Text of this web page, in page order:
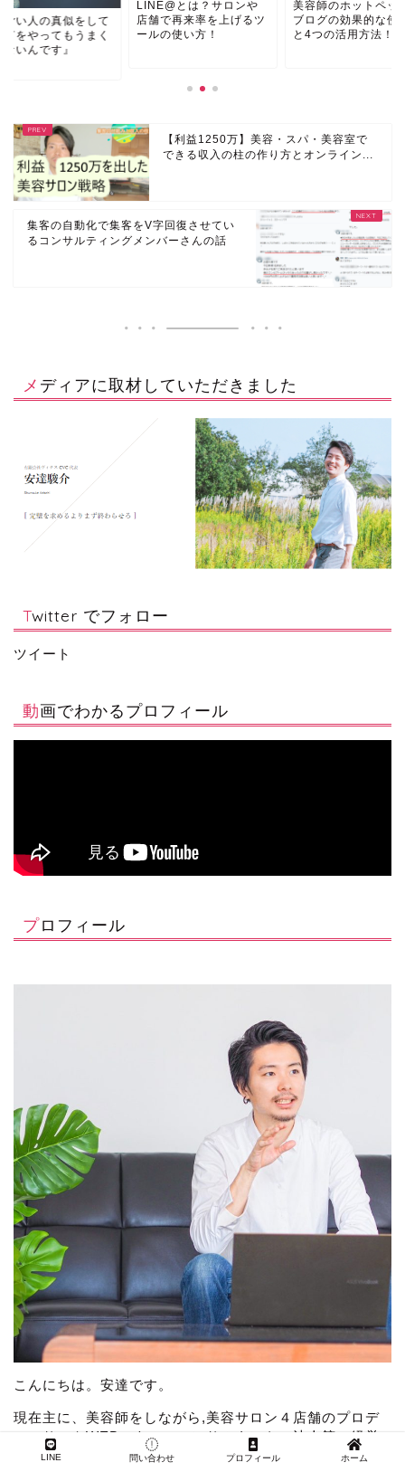
とは？サロンや
で再来率を上げるツ
の使い方！
美容師のホットペッパー
ブログの効果的な使い方
と4つの活用方法！
『すごい人の真似を
も、何をやってもう
【利益1250万】美容・スパ・美容室で
できる収入の柱の作り方とオンライン...
集客の自動化で集客をV字回復させてい
るコンサルティングメンバーさんの話
メディアに取材していただきました
Twitter でフォロー
ツイート
動画でわかるプロフィール
プロフィール
こんにちは。安達です。
現在主に、美容師をしながら,美容サロン４店舗のプロデ
ューサーやWEBスキルのコンサルタント、法人等の経営
コンサルタントをしています。
LINE 問い合わせ プロフィール ホーム